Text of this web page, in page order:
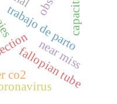
trabajo de parto
fallopian tube
co2
near miss